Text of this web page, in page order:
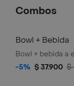
Combos
Bowl + Bebida
Bowl + bebida a
-5% $ 37.900 $